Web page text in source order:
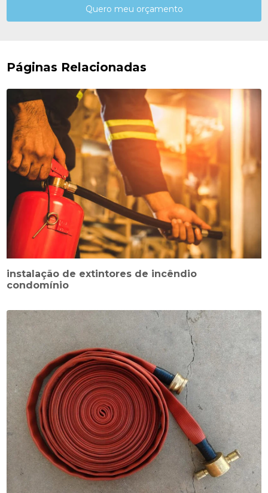
Quero meu orçamento
Páginas Relacionadas
instalação de extintores de incêndio
condomínio